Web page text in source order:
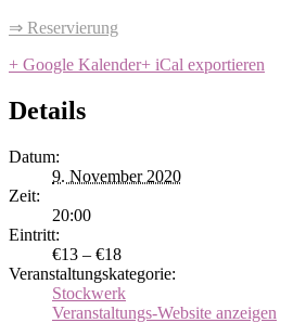
⇒ Reservierung
+ Google Kalender+ iCal exportieren
Details
Datum:
9. November 2020
Zeit:
20:00
Eintritt:
€13 – €18
Veranstaltungskategorie:
Stockwerk
Veranstaltungs-Website anzeigen